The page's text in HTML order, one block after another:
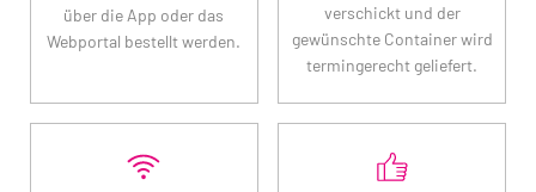
über die App oder das
Webportal bestellt werden.
verschickt und der
gewünschte Container wird
termingerecht geliefert.